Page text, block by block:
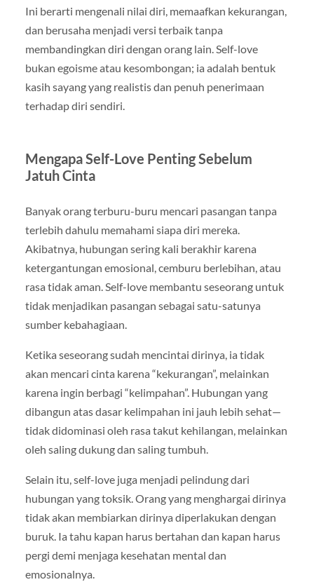
Ini berarti mengenali nilai diri, memaafkan kekurangan,
dan berusaha menjadi versi terbaik tanpa
membandingkan diri dengan orang lain. Self-love
bukan egoisme atau kesombongan; ia adalah bentuk
kasih sayang yang realistis dan penuh penerimaan
terhadap diri sendiri.
Mengapa Self-Love Penting Sebelum
Jatuh Cinta
Banyak orang terburu-buru mencari pasangan tanpa
terlebih dahulu memahami siapa diri mereka.
Akibatnya, hubungan sering kali berakhir karena
ketergantungan emosional, cemburu berlebihan, atau
rasa tidak aman. Self-love membantu seseorang untuk
tidak menjadikan pasangan sebagai satu-satunya
sumber kebahagiaan.
Ketika seseorang sudah mencintai dirinya, ia tidak
akan mencari cinta karena “kekurangan”, melainkan
karena ingin berbagi “kelimpahan”. Hubungan yang
dibangun atas dasar kelimpahan ini jauh lebih sehat—
tidak didominasi oleh rasa takut kehilangan, melainkan
oleh saling dukung dan saling tumbuh.
Selain itu, self-love juga menjadi pelindung dari
hubungan yang toksik. Orang yang menghargai dirinya
tidak akan membiarkan dirinya diperlakukan dengan
buruk. Ia tahu kapan harus bertahan dan kapan harus
pergi demi menjaga kesehatan mental dan
emosionalnya.